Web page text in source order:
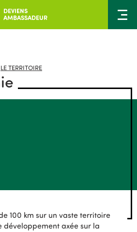
DEVIENS
AMBASSADEUR
LE TERRITOIRE
100 km sur un vaste territoire
développement axée sur la